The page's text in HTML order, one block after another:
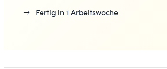
→ Fertig in 1 Arbeitswoche